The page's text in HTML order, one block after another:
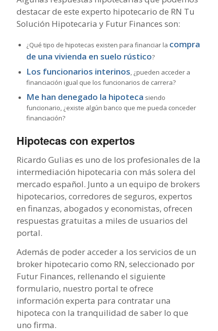
destacar de este experto hipotecario de RN Tu
Solución Hipotecaria y Futur Finances son:
¿Qué tipo de hipotecas existen para financiar la compra
de una vivienda en suelo rústico?
Los funcionarios interinos, ¿pueden acceder a
financiación igual que los funcionarios de carrera?
Me han denegado la hipoteca siendo
funcionario, ¿existe algún banco que me pueda conceder
financiación?
Hipotecas con expertos
Ricardo Gulias es uno de los profesionales de la
intermediación hipotecaria con más solera del
mercado español. Junto a un equipo de brokers
hipotecarios, corredores de seguros, expertos
en finanzas, abogados y economistas, ofrecen
respuestas gratuitas a miles de usuarios del
portal.
Además de poder acceder a los servicios de un
broker hipotecario como RN, seleccionado por
Futur Finances, rellenando el siguiente
formulario, nuestro portal te ofrece
información experta para contratar una
hipoteca con la tranquilidad de saber lo que
uno firma.